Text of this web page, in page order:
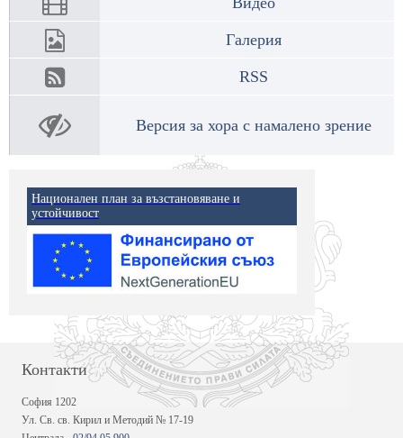
Галерия
RSS
Версия за хора с намалено зрение
Национален план за възстановяване и
устойчивост
Контакти
София 1202
Ул. Св. св. Кирил и Методий № 17-19